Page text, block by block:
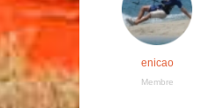
enicao
Membre